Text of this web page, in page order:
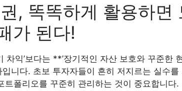
, 똑똑하게 활용하면
가 된다!
차익’보다는 **’장기적인 자산 보호와 꾸준한
니다. 초보 투자자들이 흔히 저지르는 실수
트폴리오를 꾸준히 관리하는 것이 중요합니다.